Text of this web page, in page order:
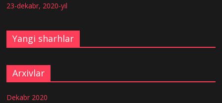
23-dekabr, 2020-yil
Yangi sharhlar
Arxivlar
Dekabr 2020